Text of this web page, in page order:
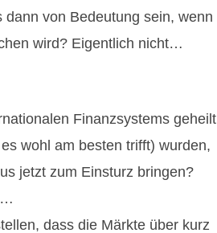
von Bedeutung sein, wenn
wird? Eigentlich nicht…
Finanzsystems geheilt
wohl am besten trifft) wurden,
jetzt zum Einsturz bringen?
dass die Märkte über kurz